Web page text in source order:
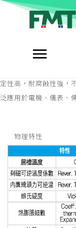
釤鈷
產品描述
釤鈷由金屬釤、鈷等稀
定性高，耐腐蝕性強，
泛應用於電機、儀表、
物理特性